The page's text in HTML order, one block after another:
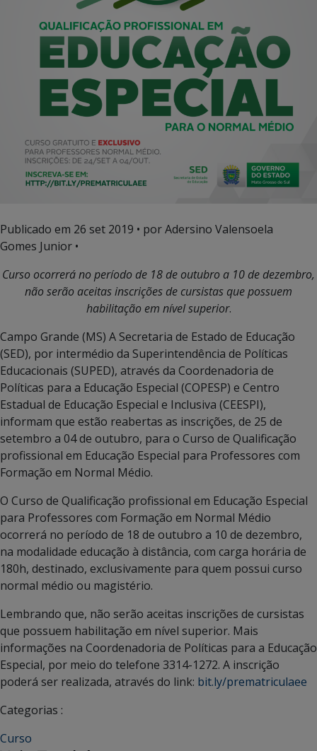
Publicado em 26 set 2019 • por Adersino Valensoela
Gomes Junior •
Curso ocorrerá no período de 18 de outubro a 10 de dezembro,
não serão aceitas inscrições de cursistas que possuem
habilitação em nível superior.
Campo Grande (MS) A Secretaria de Estado de Educação
(SED), por intermédio da Superintendência de Políticas
Educacionais (SUPED), através da Coordenadoria de
Políticas para a Educação Especial (COPESP) e Centro
Estadual de Educação Especial e Inclusiva (CEESPI),
informam que estão reabertas as inscrições, de 25 de
setembro a 04 de outubro, para o Curso de Qualificação
profissional em Educação Especial para Professores com
Formação em Normal Médio.
O Curso de Qualificação profissional em Educação Especial
para Professores com Formação em Normal Médio
ocorrerá no período de 18 de outubro a 10 de dezembro,
na modalidade educação à distância, com carga horária de
180h, destinado, exclusivamente para quem possui curso
normal médio ou magistério.
Lembrando que, não serão aceitas inscrições de cursistas
que possuem habilitação em nível superior. Mais
informações na Coordenadoria de Políticas para a Educação
Especial, por meio do telefone 3314-1272. A inscrição
poderá ser realizada, através do link: bit.ly/prematriculaee
Categorias :
Curso